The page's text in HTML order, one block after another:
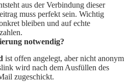
aus der Verbindung dieser
muss perfekt sein. Wichtig
bleiben und auf echte
notwendig?
ist offen angelegt, aber nicht anonym
wird nach dem Ausfüllen des
zugeschickt.